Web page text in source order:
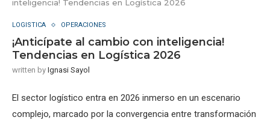
inteligencia! Tendencias en Logística 2026
LOGISTICA OPERACIONES
¡Anticípate al cambio con inteligencia!
Tendencias en Logística 2026
written by Ignasi Sayol
El sector logístico entra en 2026 inmerso en un escenario
complejo, marcado por la convergencia entre transformación